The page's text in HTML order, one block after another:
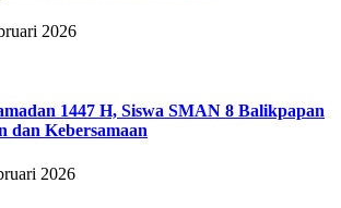
2026
1447 H, Siswa SMAN 8 Balikpapan
dan Kebersamaan
2026